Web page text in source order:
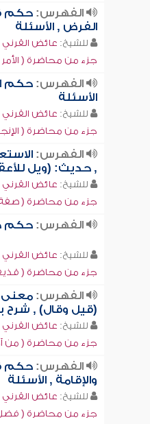
الفهرس:حكم
الفرض , الأسئلة
للشيخ: عائض القرني
جزء من محاضرة ( الأمر
الفهرس:حكم
الأسئلة
للشيخ: عائض القرني
جزء من محاضرة (
الفهرس:
, حديث: (ويل
للشيخ: عائض القرني
جزء من محاضرة ( صفة
الفهرس:حكم
للشيخ: عائض القرني
جزء من محاضرة (
الفهرس:معنى
(قيل وقال) , شرح
للشيخ: عائض القرني
جزء من محاضرة ( من
الفهرس:حكم
والإقامة , الأسئلة
للشيخ: عائض القرني
جزء من محاضرة ( فضل